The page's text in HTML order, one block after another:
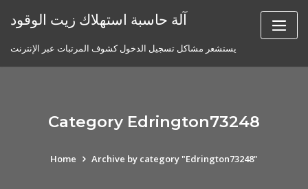
آلة حاسبة استهلاك زيت الوقود
يستشعر مشاكل تسجيل الدخول كشوف المرتبات عبر الإنترنت
Category Edrington73248
Home Archive by category "Edrington73248"